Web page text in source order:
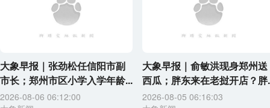
大象早报｜张劲松任信阳市副
市长；郑州市区小学入学年龄...
2026-08-06 06:12:00
大象早报｜俞敏洪现身郑州送
西瓜；胖东来在老挝开店？胖
2026-08-05 06:16:03